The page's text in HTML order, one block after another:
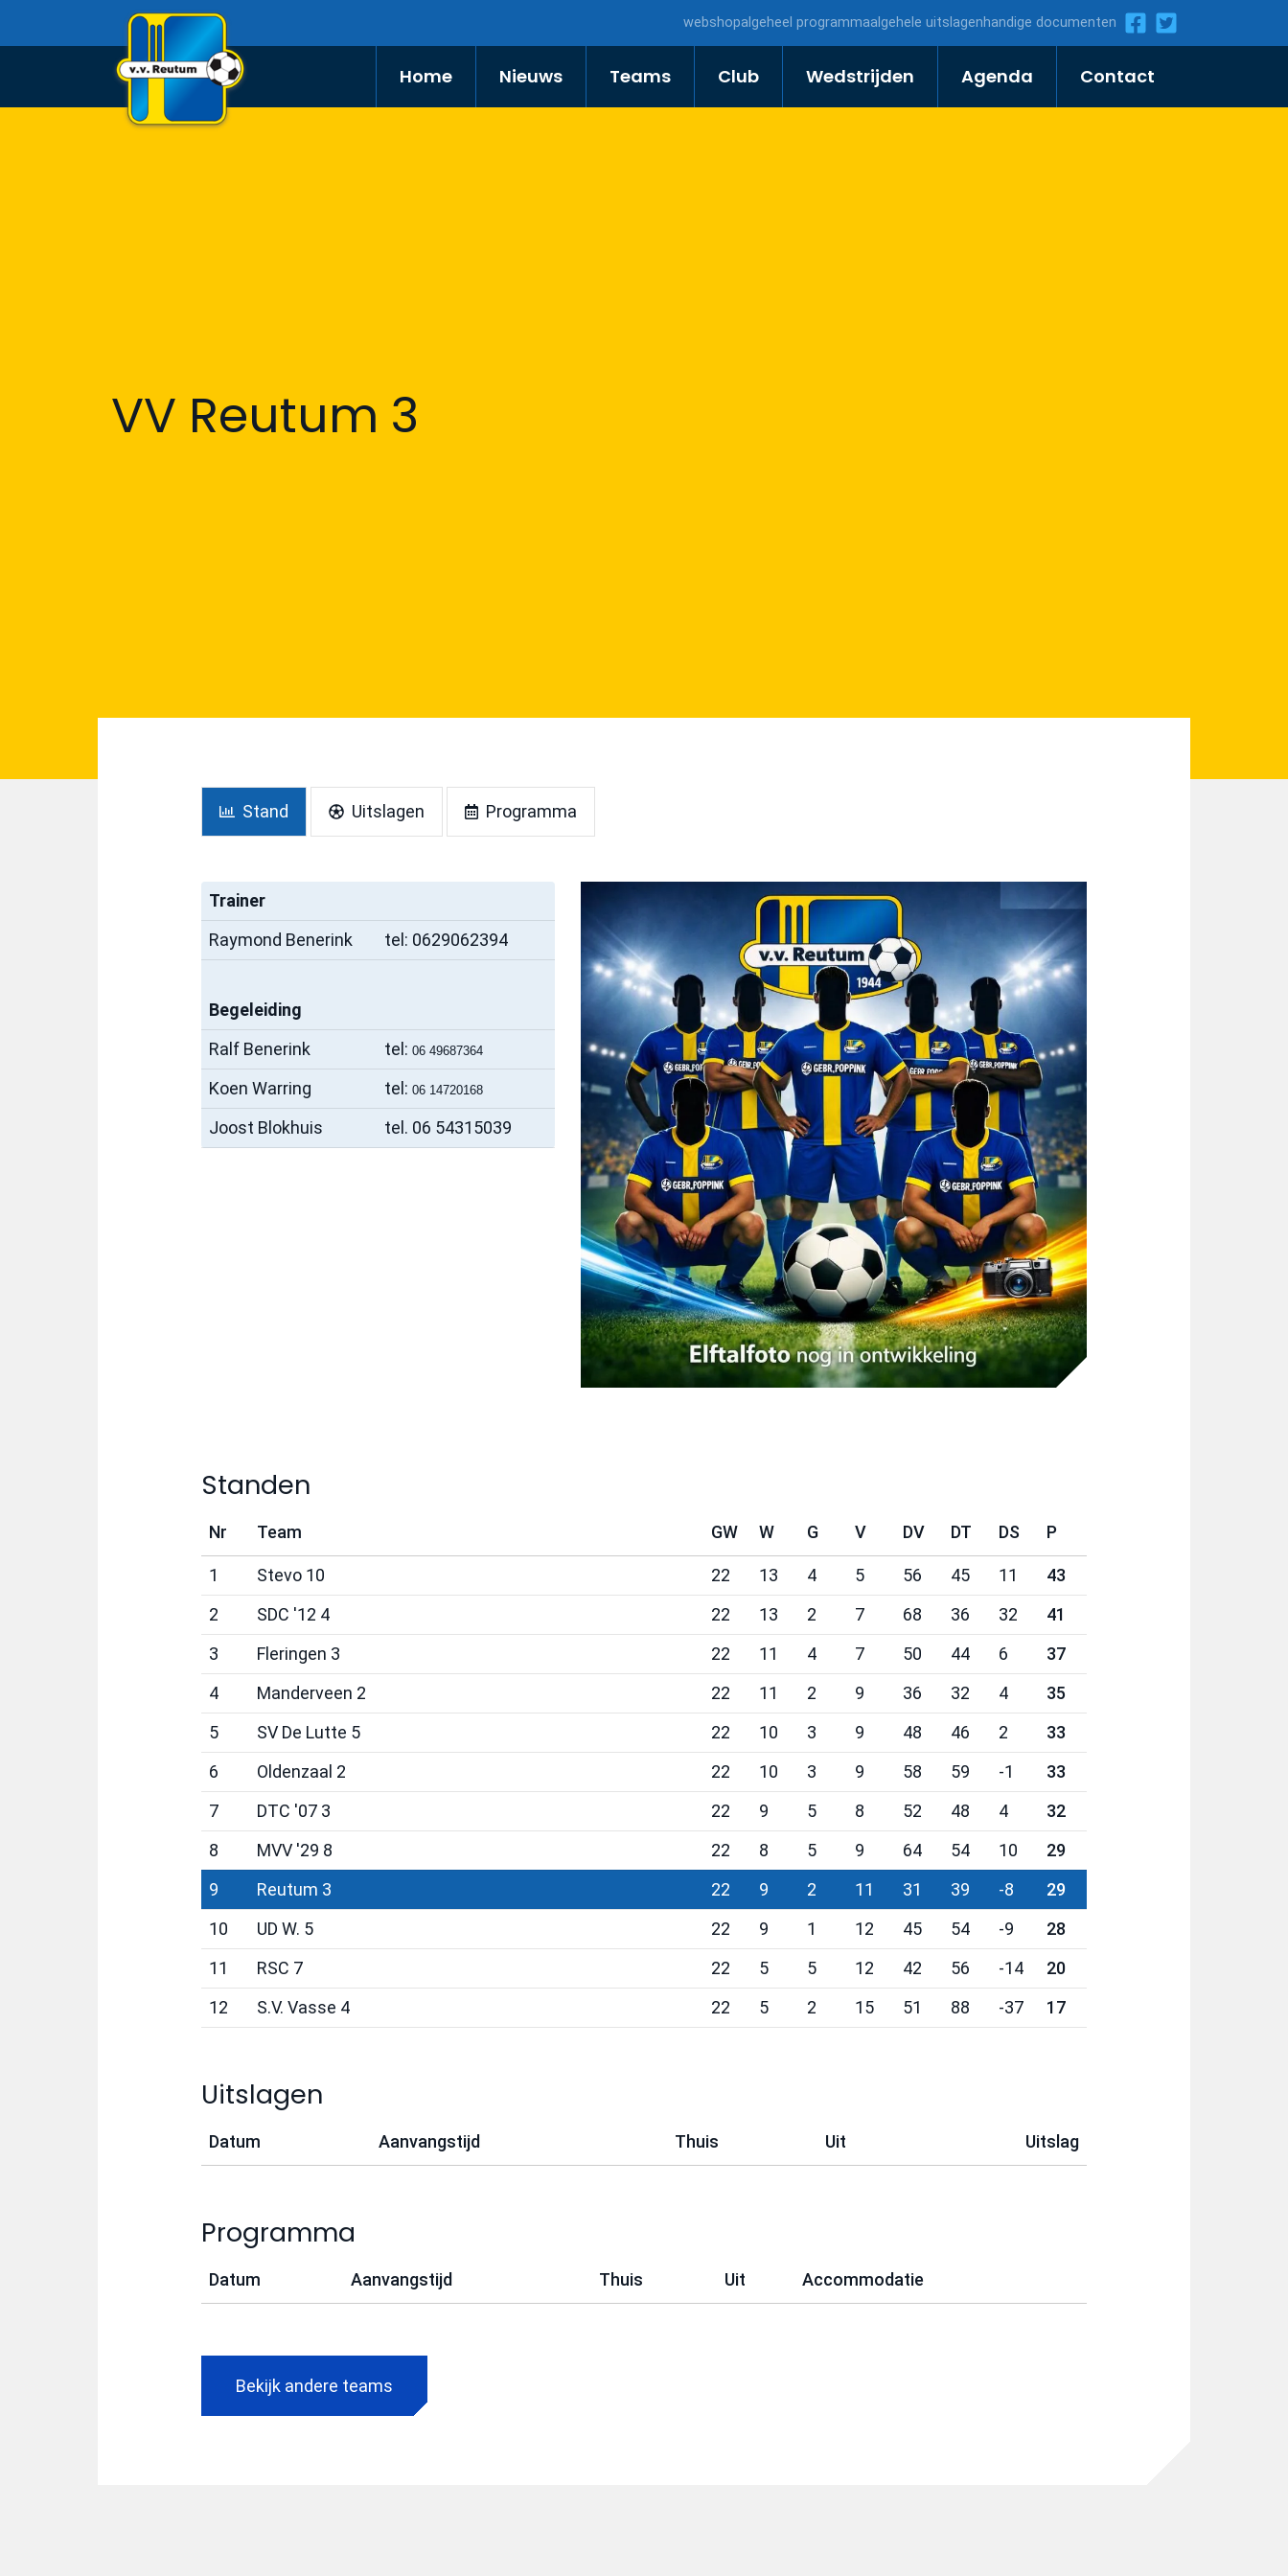
webshopalgeheel programmaalgehele uitslagenhandige documenten
Home Nieuws Teams Club Wedstrijden Agenda Contact
VV Reutum 3
Stand Uitslagen Programma
Trainer
Raymond Benerink
tel: 0629062394
Begeleiding
Ralf Benerink
tel: 06 49687364
Koen Warring tel: 06 14720168
Joost Blokhuis tel. 06 54315039
Standen
Nr Team GW W G V DV DT DS P
1 Stevo 10 22 13 4 5 56 45 11
43
2
SDC '12 4 22 13 2 7 68 36 32
41
3
Fleringen 3 22 11 4 7 50 44 6
37
4
Manderveen 2 22 11 2 9 36 32 4
35
5
SV De Lutte 5 22 10 3 9 48 46 2
33
6
Oldenzaal 2 22 10 3 9 58 59 -1
33
7
DTC '07 3 22 9 5 8 52 48 4
32
8
MVV '29 8 22 8 5 9 64 54 10
29
9
Reutum 3 22 9 2 11 31 39 -8
29
10
UD W. 5 22 9 1 12 45 54 -9
28
11
RSC 7 22 5 5 12 42 56 -14
20
12
S.V. Vasse 4 22 5 2 15 51 88 -37 17
Uitslagen
Datum Aanvangstijd Thuis Uit Uitslag
Programma
Datum Aanvangstijd Thuis Uit Accommodatie
Bekijk andere teams